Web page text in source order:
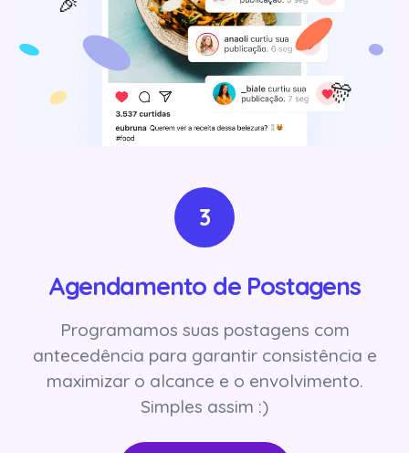
3
Agendamento de Postagens
Programamos suas postagens com
antecedência para garantir consistência e
maximizar o alcance e o envolvimento.
Simples assim :)